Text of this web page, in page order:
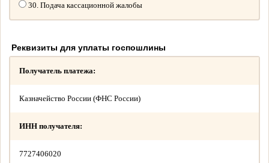
30. Подача кассационной жалобы
Реквизиты для уплаты госпошлины
Получатель платежа:
Казначейство России (ФНС России)
ИНН получателя:
7727406020